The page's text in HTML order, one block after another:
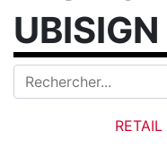
UBISIGN
RETAIL